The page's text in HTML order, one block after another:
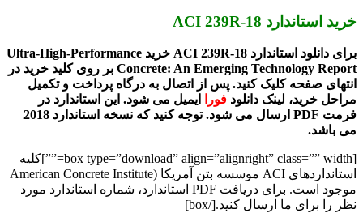
خرید استاندارد ACI 239R-18
برای دانلود استاندارد ACI 239R-18 خرید Ultra-High-Performance
Concrete: An Emerging Technology Report بر روی کلید خرید در
انتهای صفحه کلیک کنید. پس از اتصال به درگاه پرداخت و تکمیل
مراحل خرید، لینک دانلود فورا
ایمیل می شود. این استاندارد در
فرمت PDF ارسال می شود. توجه کنید که نسخه استاندارد 2018
می باشد.
[box type=”download” align=”alignright” class=”” width=””]کلیه
استانداردهای ACI موسسه بتن آمریکا (American Concrete Institute
موجود است. برای دریافت PDF استاندارد، شماره استاندارد مورد
نظر را برای ما ارسال کنید.[/box]